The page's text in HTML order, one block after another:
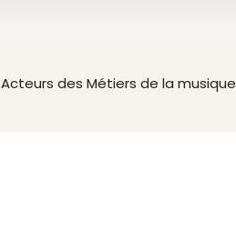
Acteurs des Métiers de la musique